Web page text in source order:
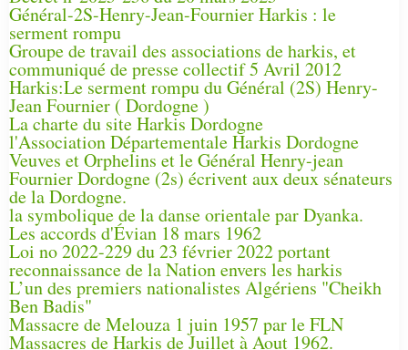
Général-2S-Henry-Jean-Fournier Harkis : le
serment rompu
Groupe de travail des associations de harkis, et
communiqué de presse collectif 5 Avril 2012
Harkis:Le serment rompu du Général (2S) Henry-
Jean Fournier ( Dordogne )
La charte du site Harkis Dordogne
l'Association Départementale Harkis Dordogne
Veuves et Orphelins et le Général Henry-jean
Fournier Dordogne (2s) écrivent aux deux sénateurs
de la Dordogne.
la symbolique de la danse orientale par Dyanka.
Les accords d'Évian 18 mars 1962
Loi no 2022-229 du 23 février 2022 portant
reconnaissance de la Nation envers les harkis
L’un des premiers nationalistes Algériens "Cheikh
Ben Badis"
Massacre de Melouza 1 juin 1957 par le FLN
Massacres de Harkis de Juillet à Aout 1962.